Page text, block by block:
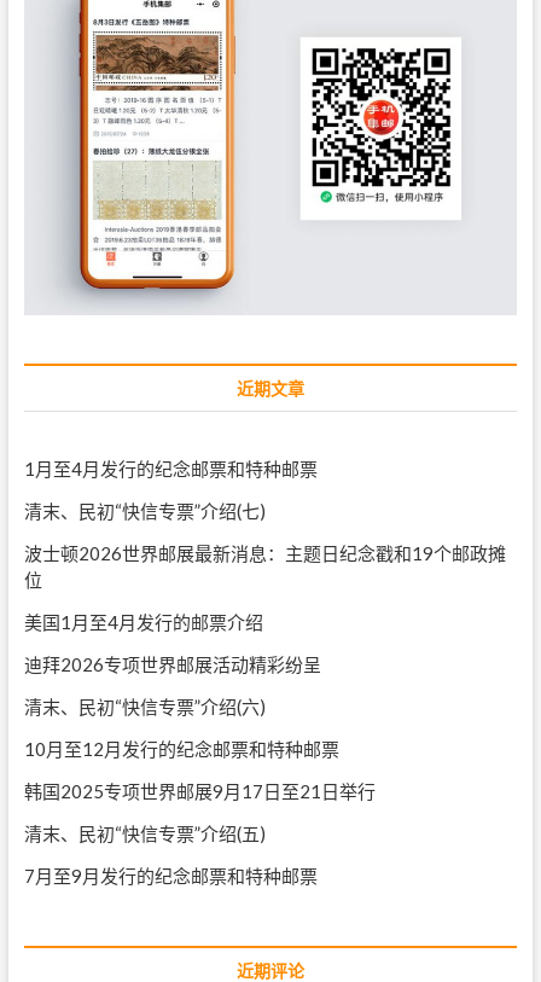
近期文章
1月至4月发行的纪念邮票和特种邮票
清末、民初“快信专票”介绍(七)
波士顿2026世界邮展最新消息：主题日纪念戳和19个邮政摊
位
美国1月至4月发行的邮票介绍
迪拜2026专项世界邮展活动精彩纷呈
清末、民初“快信专票”介绍(六)
10月至12月发行的纪念邮票和特种邮票
韩国2025专项世界邮展9月17日至21日举行
清末、民初“快信专票”介绍(五)
7月至9月发行的纪念邮票和特种邮票
近期评论